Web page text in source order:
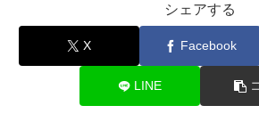
シェアする
X Facebook
LINE